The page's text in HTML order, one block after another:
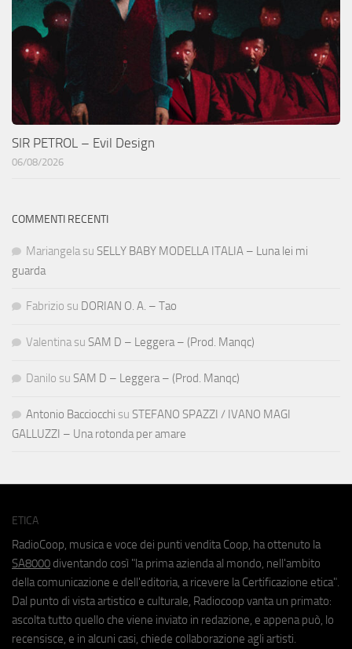
SIR PETROL – Evil Design
06/08/2026
COMMENTI RECENTI
Mariangela su SELLY BABY MODELLA ITALIA – Luna lei mi
guarda
Fabrizio su DORIAN O. A. – Tao
Valentina su SAM D – Leggera – (Prod. Manqc)
Danilo su SAM D – Leggera – (Prod. Manqc)
Antonio Bacciocchi su STEFANO SPAZZI / IVANO MAGI
GALLUZZI – Una rotonda per amare
ETICA
RadioCoop, musica e voce dei punti vendita Coop, ha ottenuto la
SA8000 diventando così "la prima azienda al mondo, nell'ambito
della comunicazione e dell'editoria, a ricevere la Certificazione etica".
Dal punto di vista artistico e culturale, Radiocoop vanta un primato:
ascolta tutto quello che viene inviato in redazione, e appena può, lo
recensisce, e in alcuni casi, chiede collaborazione agli artisti.